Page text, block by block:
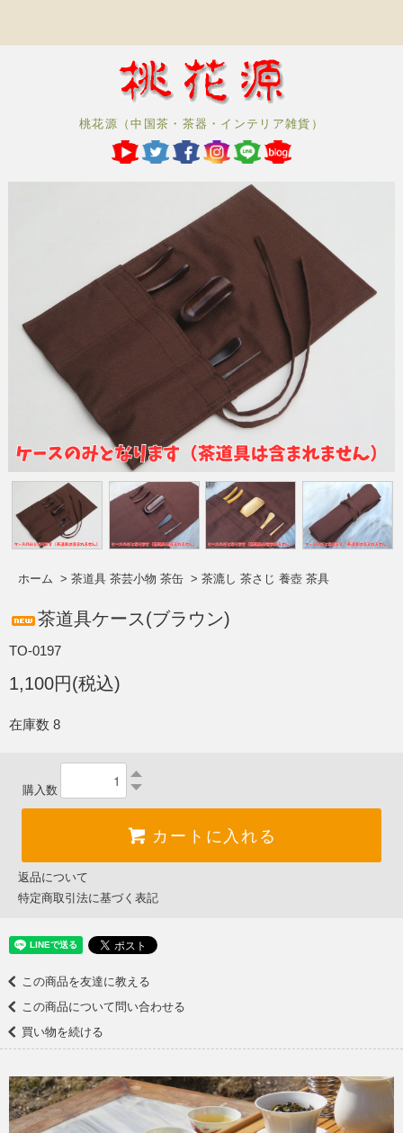
桃花源（中国茶・茶器・インテリア雑貨）
ホーム > 茶道具 茶芸小物 茶缶 > 茶漉し 茶さじ 養壺 茶具
茶道具ケース(ブラウン)
TO-0197
1,100円(税込)
在庫数 8
購入数
カートに入れる
返品について
特定商取引法に基づく表記
この商品を友達に教える
この商品について問い合わせる
買い物を続ける